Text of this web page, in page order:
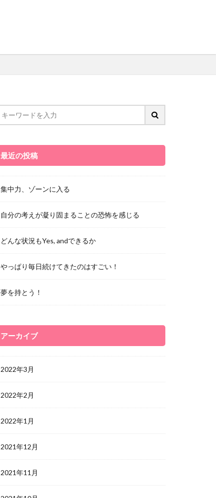
最近の投稿
集中力、ゾーンに入る
自分の考えが凝り固まることの恐怖を感じる
どんな状況もYes, andできるか
やっぱり毎日続けてきたのはすごい！
夢を持とう！
アーカイブ
2022年3月
2022年2月
2022年1月
2021年12月
2021年11月